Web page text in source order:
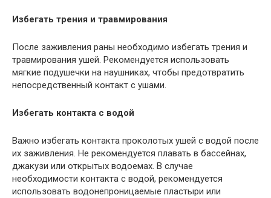
Избегать трения и травмирования
После заживления раны необходимо избегать трения и
травмирования ушей. Рекомендуется использовать
мягкие подушечки на наушниках, чтобы предотвратить
непосредственный контакт с ушами.
Избегать контакта с водой
Важно избегать контакта проколотых ушей с водой после
их заживления. Не рекомендуется плавать в бассейнах,
джакузи или открытых водоемах. В случае
необходимости контакта с водой, рекомендуется
использовать водонепроницаемые пластыри или